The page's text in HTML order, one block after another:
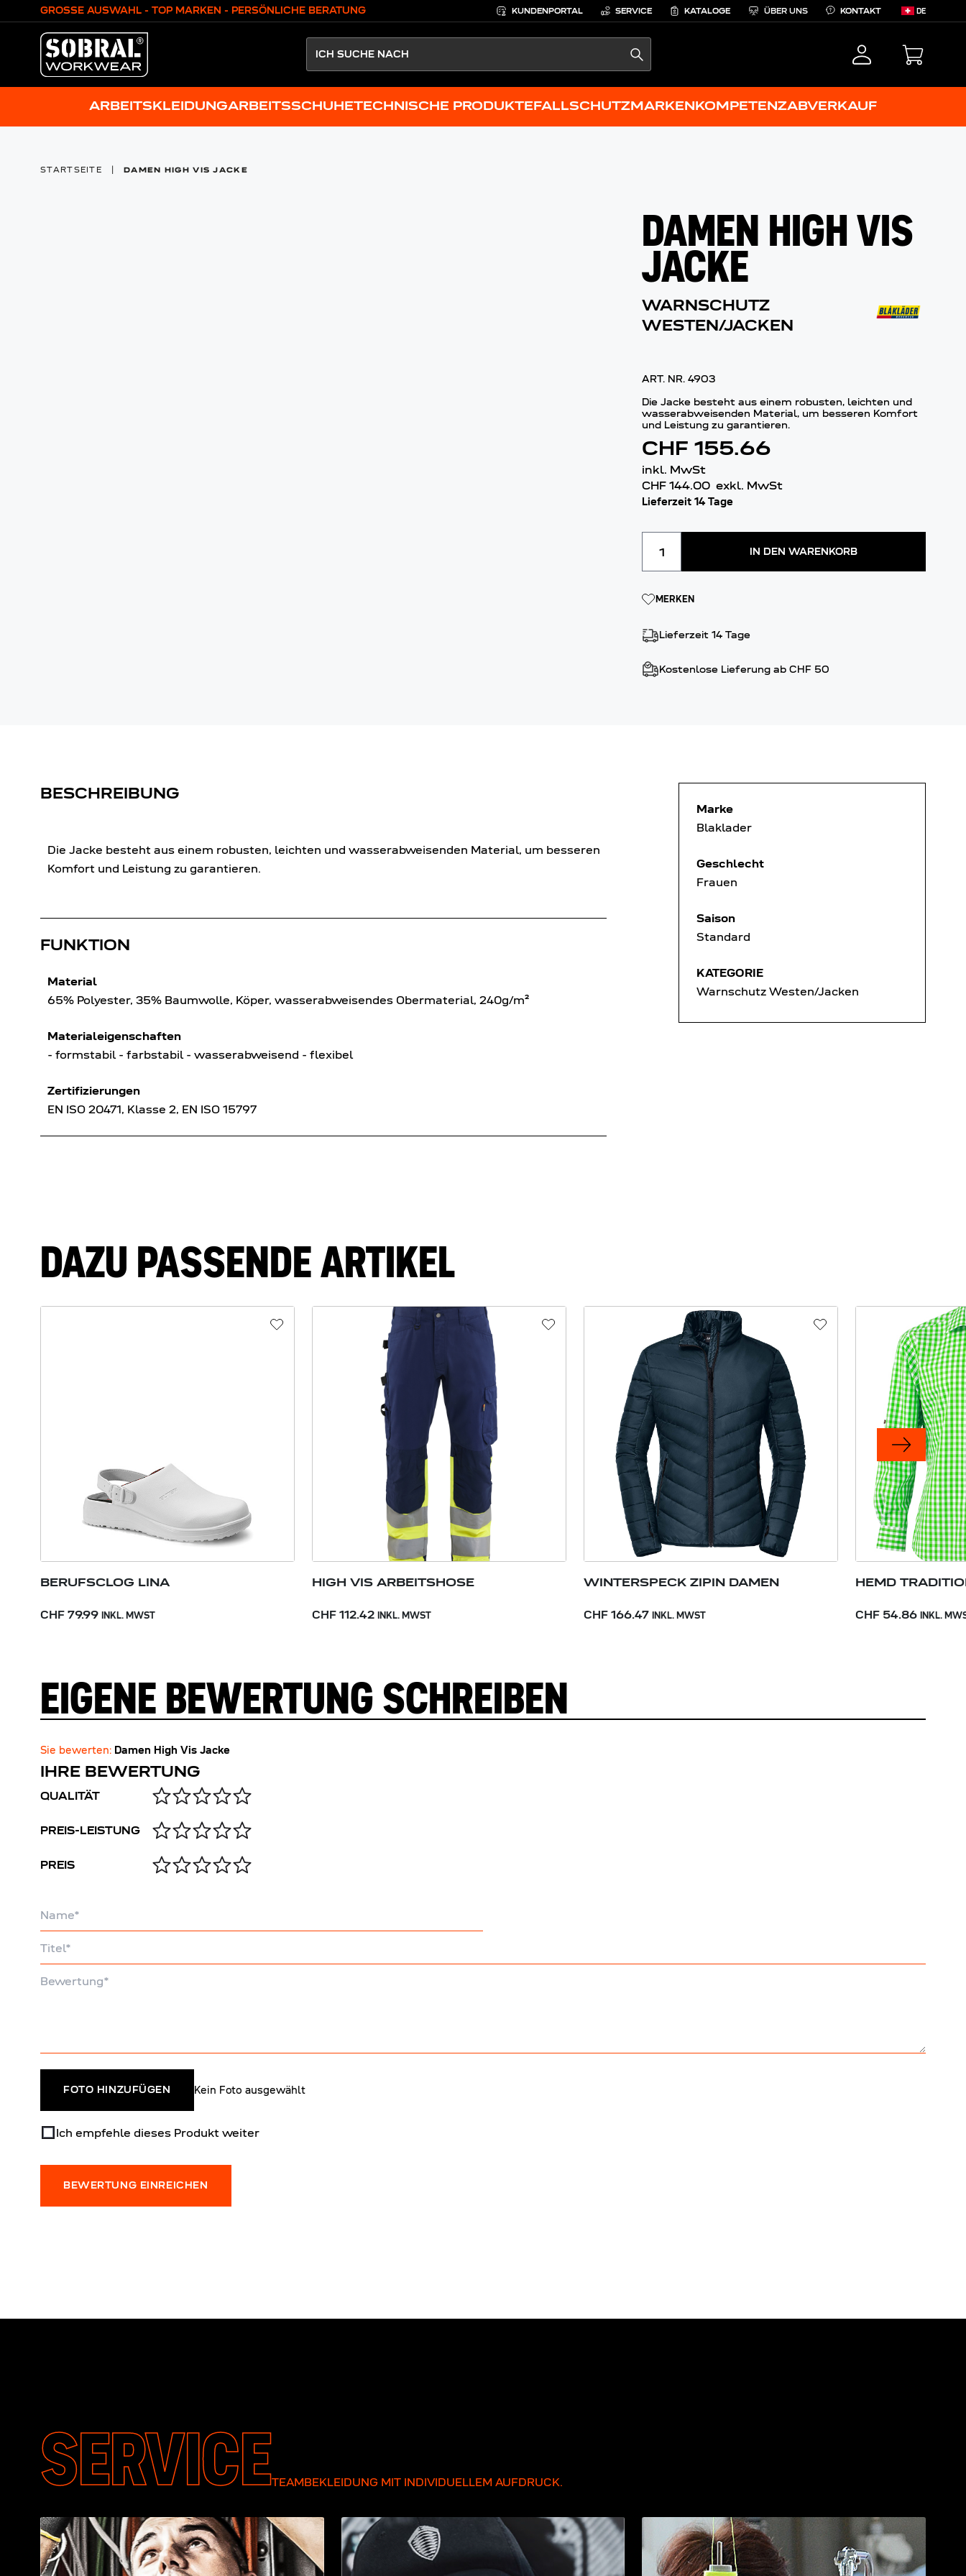
Zum Inhalt springen
GROSSE AUSWAHL - TOP MARKEN - PERSÖNLICHE BERATUNG KUNDENPORTAL SERVICE KATALOGE ÜBER UNS KONTAKT DE
SEARCH
ARBEITSKLEIDUNGARBEITSSCHUHETECHNISCHE PRODUKTEFALLSCHUTZMARKENKOMPETENZABVERKAUF
STARTSEITE DAMEN HIGH VIS JACKE
DAMEN HIGH VIS
JACKE
WARNSCHUTZ
WESTEN/JACKEN
ART. NR.4903
Die Jacke besteht aus einem robusten, leichten und
wasserabweisenden Material, um besseren Komfort
und Leistung zu garantieren.
CHF 155.66
inkl. MwSt
CHF 144.00 exkl. MwSt
Lieferzeit 14 Tage
IN DEN WARENKORB
MERKEN
Lieferzeit 14 Tage
Kostenlose Lieferung ab CHF 50
BESCHREIBUNG
Die Jacke besteht aus einem robusten, leichten und wasserabweisenden Material, um besseren
Komfort und Leistung zu garantieren.
FUNKTION
Material
65% Polyester, 35% Baumwolle, Köper, wasserabweisendes Obermaterial, 240g/m²
Materialeigenschaften
- formstabil - farbstabil - wasserabweisend - flexibel
Zertifizierungen
EN ISO 20471, Klasse 2, EN ISO 15797
Marke
Blaklader
Geschlecht
Frauen
Saison
Standard
KATEGORIE
Warnschutz Westen/Jacken
DAZU PASSENDE ARTIKEL
BERUFSCLOG LINA
CHF 79.99 INKL. MWST
HIGH VIS ARBEITSHOSE
CHF 112.42 INKL. MWST
WINTERSPECK ZIPIN DAMEN
CHF 166.47 INKL. MWST
HEMD
CHF 54.86 INKL.
EIGENE BEWERTUNG SCHREIBEN
Sie bewerten: Damen High Vis Jacke
IHRE BEWERTUNG
QUALITÄT
PREIS-LEISTUNG
PREIS
FOTO HINZUFÜGEN Kein Foto ausgewählt
Ich empfehle dieses Produkt weiter
BEWERTUNG EINREICHEN
SERVICETEAMBEKLEIDUNG MIT INDIVIDUELLEM AUFDRUCK.